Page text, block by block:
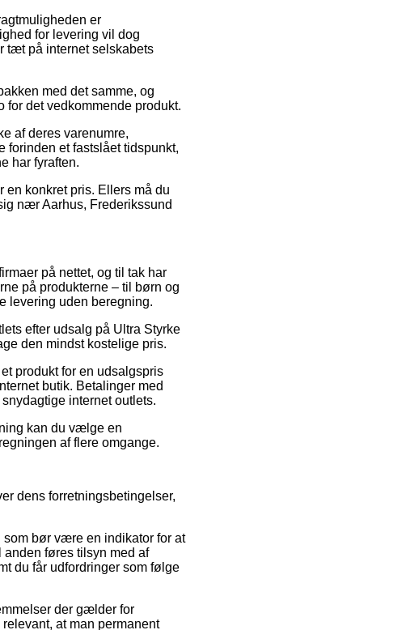
er
for levering vil dog
tæt på internet selskabets
med det samme, og
det vedkommende produkt.
af deres varenumre,
et fastslået tidspunkt,
har fyraften.
en konkret pris. Ellers må du
nær Aarhus, Frederikssund
på nettet, og til tak har
på produkterne – til børn og
levering uden beregning.
efter udsalg på Ultra Styrke
den mindst kostelige pris.
produkt for en udsalgspris
butik. Betalinger med
internet outlets.
kan du vælge en
af flere omgange.
dens forretningsbetingelser,
bør være en indikator for at
anden føres tilsyn med af
du får udfordringer som følge
der gælder for
at man permanent